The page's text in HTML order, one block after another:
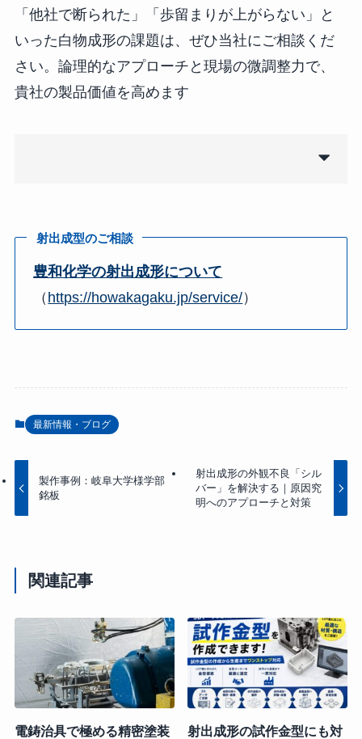
「他社で断られた」「歩留まりが上がらない」と
いった白物成形の課題は、ぜひ当社にご相談くだ
さい。論理的なアプローチと現場の微調整力で、
貴社の製品価値を高めます
射出成型のご相談
豊和化学の射出成形について
（ https://howakagaku.jp/service/）
最新情報・ブログ
製作事例：岐阜大学様学部
銘板
射出成形の外観不良「シル
バー」を解決する｜原因究
明へのアプローチと対策
関連記事
電鋳治具で極める精密塗装
射出成形の試作金型にも対